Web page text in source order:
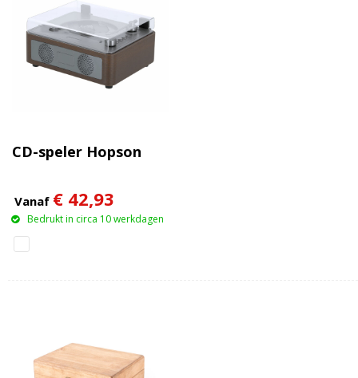
CD-speler Hopson
Vanaf € 42,93
Bedrukt in circa 10 werkdagen